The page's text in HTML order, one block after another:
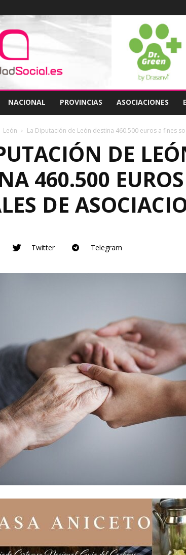
NACIONAL PROVINCIAS ASOCIACIONES
León La Diputación de León destina 460.500 euros a fines
DE
460.500
DE
Twitter Telegram